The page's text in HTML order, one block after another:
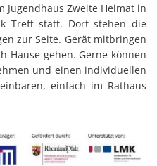
Jugendhaus Zweite Heimat in
Treff statt. Dort stehen die
zur Seite. Gerät mitbringen
Hause gehen. Gerne können
und einen individuellen
einfach im Rathaus